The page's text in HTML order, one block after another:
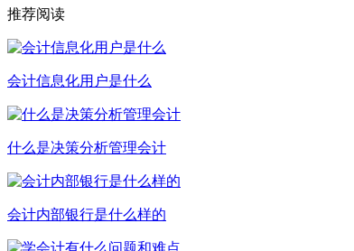
推荐阅读
会计信息化用户是什么
什么是决策分析管理会计
会计内部银行是什么样的